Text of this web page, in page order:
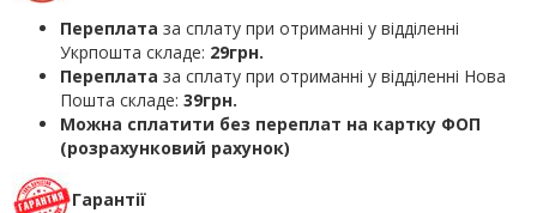
Переплата за сплату при отриманні у відділенні
Укрпошта складе: 29грн.
Переплата за сплату при отриманні у відділенні Нова
Пошта складе: 39грн.
Можна сплатити без переплат на картку ФОП
(розрахунковий рахунок)
Гарантії